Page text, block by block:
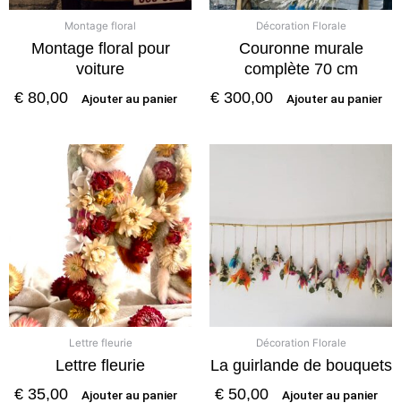
Montage floral
Montage floral pour
voiture
€ 80,00 Ajouter au panier
Décoration Florale
Couronne murale
complète 70 cm
€ 300,00 Ajouter au panier
Lettre fleurie
Lettre fleurie
€ 35,00 Ajouter au panier
Décoration Florale
La guirlande de bouquets
€ 50,00 Ajouter au panier